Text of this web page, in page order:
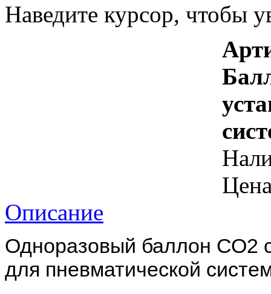
Наведите курсор, чтобы
Описание
Одноразовый баллон СО2
для пневматической